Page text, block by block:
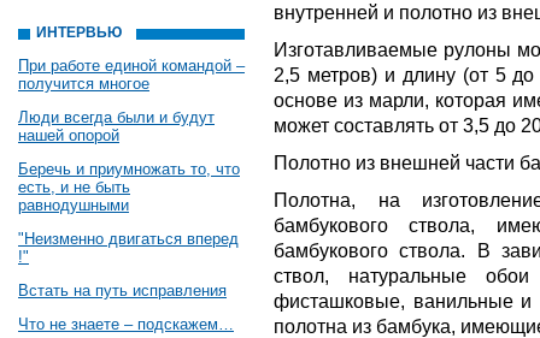
ИНТЕРВЬЮ
При работе единой командой –
получится многое
Люди всегда были и будут
нашей опорой
Беречь и приумножать то, что
есть, и не быть
равнодушными
"Неизменно двигаться вперед
!"
Встать на путь исправления
Что не знаете – подскажем…
внутренней и полотно из
Изготавливаемые рулоны
2,5 метров) и длину (от 5
основе из марли, которая
может составлять от 3,5 до
Полотно из внешней части
Полотна, на
бамбукового ствола,
бамбукового ствола. В
ствол, натуральные
фисташковые, ванильные и
полотна из бамбука,